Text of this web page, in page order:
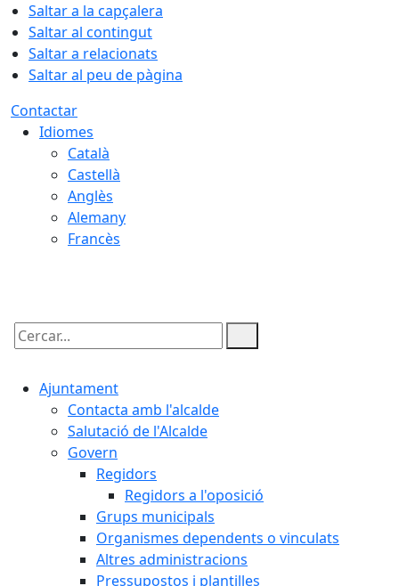
Saltar a la capçalera
Saltar al contingut
Saltar a relacionats
Saltar al peu de pàgina
Contactar
Idiomes
Català
Castellà
Anglès
Alemany
Francès
Cercar:
Ajuntament
Contacta amb l'alcalde
Salutació de l'Alcalde
Govern
Regidors
Regidors a l'oposició
Grups municipals
Organismes dependents o vinculats
Altres administracions
Pressupostos i plantilles